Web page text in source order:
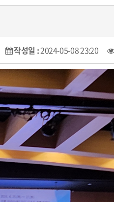
작성일 :2024-05-08 23:20